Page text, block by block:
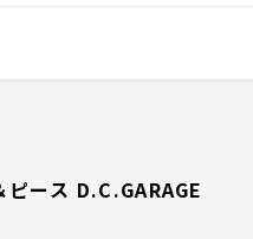
ピース D.C.GARAGE